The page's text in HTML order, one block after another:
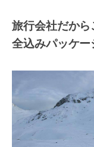
旅行会社だか
全込みパッケ